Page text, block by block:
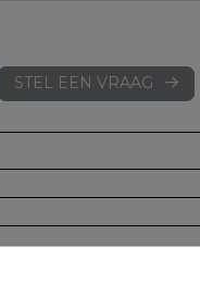
STEL EEN VRAAG